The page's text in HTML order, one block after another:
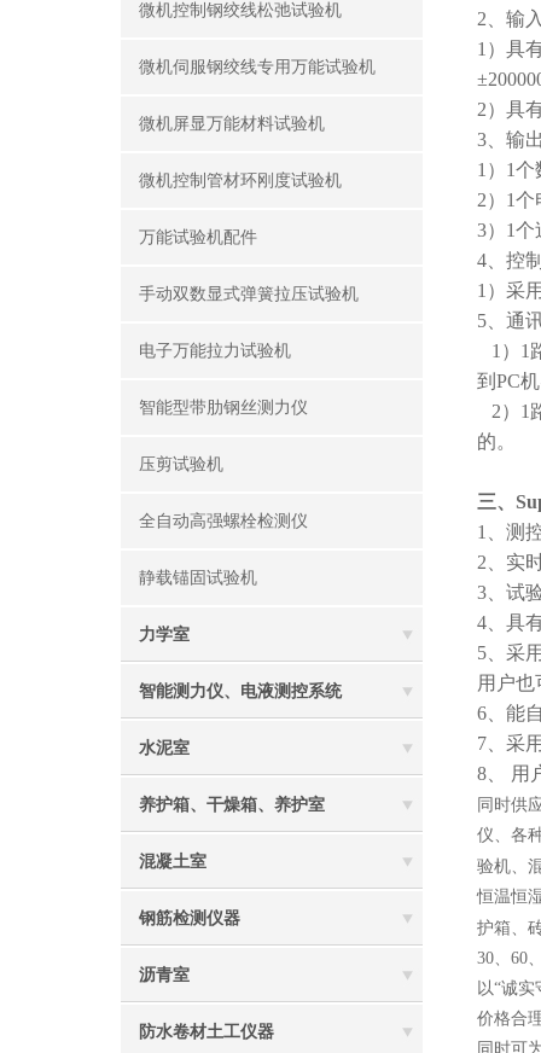
微机控制钢绞线松弛试验机
微机伺服钢绞线专用万能试验机
微机屏显万能材料试验机
微机控制管材环刚度试验机
万能试验机配件
手动双数显式弹簧拉压试验机
电子万能拉力试验机
智能型带肋钢丝测力仪
压剪试验机
全自动高强螺栓检测仪
静载锚固试验机
力学室
智能测力仪、电液测控系统
水泥室
养护箱、干燥箱、养护室
混凝土室
钢筋检测仪器
沥青室
防水卷材土工仪器
2、 输
1） 具
2） 具
3
输
1） 1个
2） 1个
3） 1个
4 、控
1 ）采
5 、通
1 ）1
到PC
2）1
的。
三、
1
测
2 、实
3 、试
4
具
5 、采
用户也
6 、能
7 、采
8、 用
同时供
仪、各
验机、
恒温恒
护箱、
30、60
以“诚
价格合
同时可